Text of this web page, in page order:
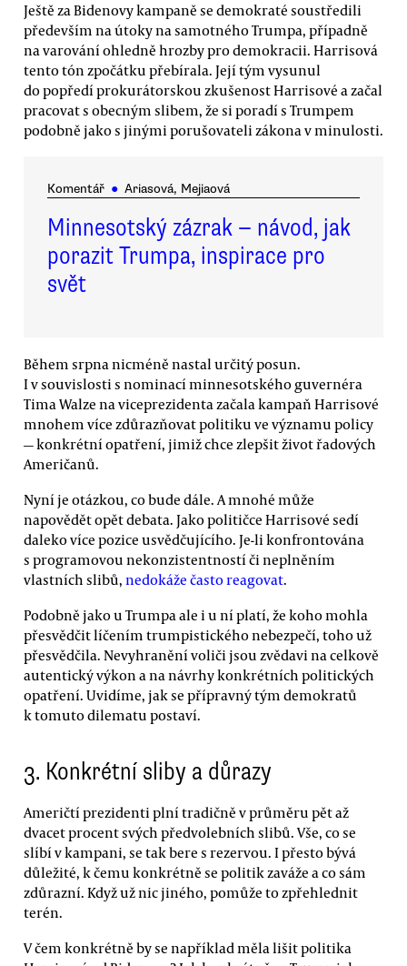
Ještě za Bidenovy kampaně se demokraté soustředili
především na útoky na samotného Trumpa, případně
na varování ohledně hrozby pro demokracii. Harrisová
tento tón zpočátku přebírala. Její tým vysunul
do popředí prokurátorskou zkušenost Harrisové a začal
pracovat s obecným slibem, že si poradí s Trumpem
podobně jako s jinými porušovateli zákona v minulosti.
Komentář ● Ariasová, Mejiaová
Minnesotský zázrak — návod, jak
porazit Trumpa, inspirace pro
svět
Během srpna nicméně nastal určitý posun.
I v souvislosti s nominací minnesotského guvernéra
Tima Walze na viceprezidenta začala kampaň Harrisové
mnohem více zdůrazňovat politiku ve významu policy
— konkrétní opatření, jimiž chce zlepšit život řadových
Američanů.
Nyní je otázkou, co bude dále. A mnohé může
napovědět opět debata. Jako političce Harrisové sedí
daleko více pozice usvědčujícího. Je-li konfrontována
s programovou nekonzistentností či neplněním
vlastních slibů, nedokáže často reagovat.
Podobně jako u Trumpa ale i u ní platí, že koho mohla
přesvědčit líčením trumpistického nebezpečí, toho už
přesvědčila. Nevyhranění voliči jsou zvědavi na celkově
autentický výkon a na návrhy konkrétních politických
opatření. Uvidíme, jak se přípravný tým demokratů
k tomuto dilematu postaví.
3. Konkrétní sliby a důrazy
Američtí prezidenti plní tradičně v průměru pět až
dvacet procent svých předvolebních slibů. Vše, co se
slíbí v kampani, se tak bere s rezervou. I přesto bývá
důležité, k čemu konkrétně se politik zaváže a co sám
zdůrazní. Když už nic jiného, pomůže to zpřehlednit
terén.
V čem konkrétně by se například měla lišit politika